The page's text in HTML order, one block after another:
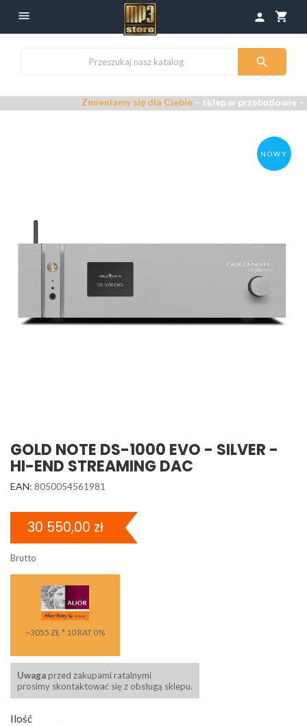
 shopping_cart
person

Zmieniamy się dla Ciebie – sklep w przebudowie –
NOWY
GOLD NOTE DS-1000 EVO - SILVER -
HI-END STREAMING DAC
EAN: 8050054561981
30 550,00 zł
Brutto
~3055 ZŁ * 10 RAT 0%
Uwaga przed zakupami ratalnymi
prosimy skontaktować się z obsługą sklepu.
Ilość